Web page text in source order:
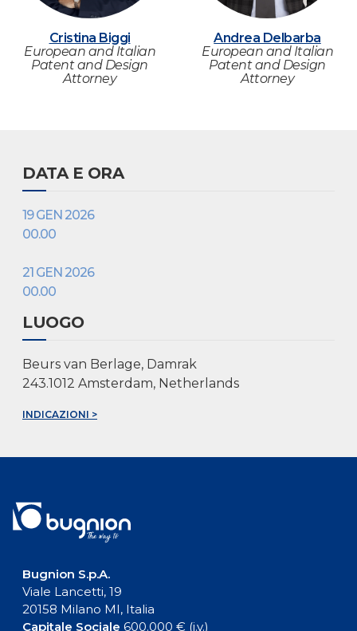
Cristina Biggi
European and Italian
Patent and Design
Attorney
Andrea Delbarba
European and Italian
Patent and Design
Attorney
DATA E ORA
19 GEN 2026
00.00
21 GEN 2026
00.00
LUOGO
Beurs van Berlage, Damrak
243.1012 Amsterdam, Netherlands
INDICAZIONI >
Bugnion S.p.A.
Viale Lancetti, 19
20158 Milano MI, Italia
Capitale Sociale 600.000 € (i.v.)